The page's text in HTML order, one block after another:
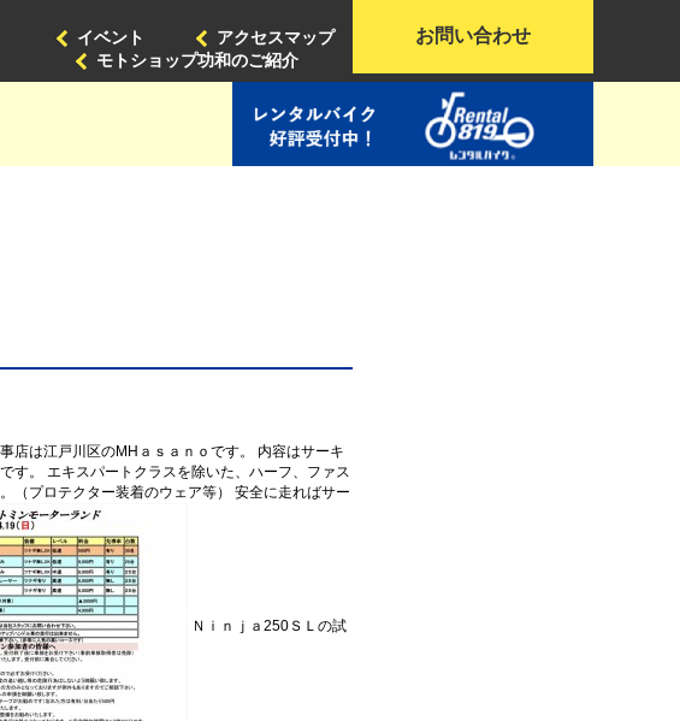
お問い合わせ
アクセスマップ
イベント
モトショップ功和のご紹介
店は江戸川区のMHａｓａｎｏです。 内容はサーキ
す。 エキスパートクラスを除いた、ハーフ、ファス
（プロテクター装着のウェア等） 安全に走ればサー
Ｎｉｎｊａ250ＳＬの試